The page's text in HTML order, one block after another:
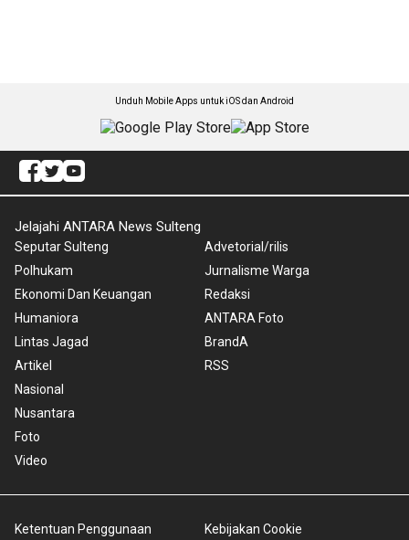
Unduh Mobile Apps untuk iOS dan Android
Jelajahi ANTARA News Sulteng
Seputar Sulteng
Polhukam
Ekonomi Dan Keuangan
Humaniora
Lintas Jagad
Artikel
Nasional
Nusantara
Foto
Video
Advetorial/rilis
Jurnalisme Warga
Redaksi
ANTARA Foto
BrandA
RSS
Ketentuan Penggunaan Kebijakan Cookie